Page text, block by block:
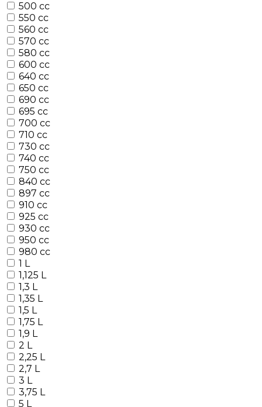
500 cc
550 cc
560 cc
570 cc
580 cc
600 cc
640 cc
650 cc
690 cc
695 cc
700 cc
710 cc
730 cc
740 cc
750 cc
840 cc
897 cc
910 cc
925 cc
930 cc
950 cc
980 cc
1 L
1,125 L
1,3 L
1,35 L
1,5 L
1,75 L
1,9 L
2 L
2,25 L
2,7 L
3 L
3,75 L
5 L